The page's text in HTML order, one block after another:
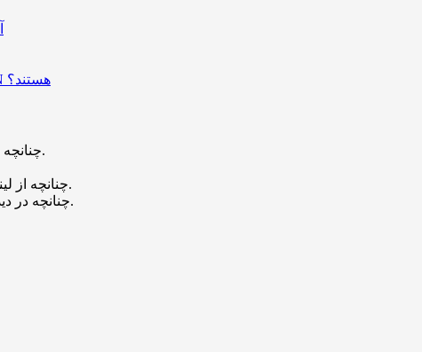
رین به فهرست رمزارزهای ترند بازار پیوست؛ چه عواملی پشت صعود قیمت RAIN هستند؟
چنانچه دیدگاهی توهین آمیز باشد و متوجه نویسندگان و سایر کاربران باشد تایید نخواهد شد.
چنانچه از لینک سایر وبسایت ها و یا وبسایت خود در دیدگاه استفاده کرده باشید تایید نخواهد شد.
چنانچه در دیدگاه خود از شماره تماس، ایمیل و آیدی تلگرام استفاده کرده باشید تایید نخواهد شد.